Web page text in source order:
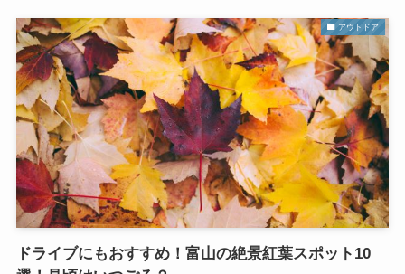
アウトドア
ドライブにもおすすめ！富山の絶景紅葉スポット10